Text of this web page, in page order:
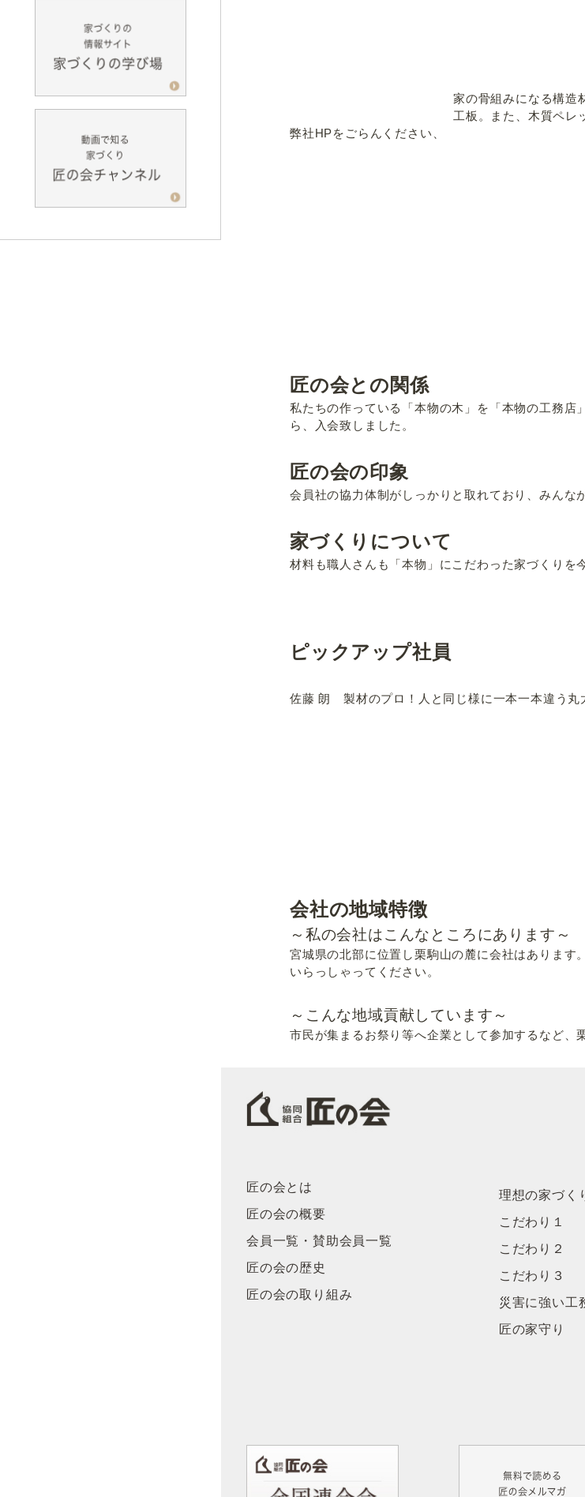
家の骨組みになる構造
工板。また、木質ペレ
弊社HPをごらんください、
匠の会との関係
私たちの作っている「本物の木」を「本物の工務
ら、入会致しました。
匠の会の印象
会員社の協力体制がしっかりと取れており、みんな
家づくりについて
材料も職人さんも「本物」にこだわった家づくりを
ピックアップ社員
佐藤 朗 製材のプロ！人と同じ様に一本一本違う丸
会社の地域特徴
～私の会社はこんなところにあります～
宮城県の北部に位置し栗駒山の麓に会社はあります
いらっしゃってください。
～こんな地域貢献しています～
市民が集まるお祭り等へ企業として参加するなど、
匠の会とは
匠の会の概要
会員一覧・賛助会員一覧
匠の会の歴史
匠の会の取り組み
理想の家づく
こだわり１
こだわり２
こだわり３
災害に強い工
匠の家守り